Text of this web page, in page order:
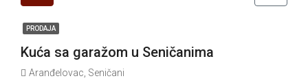
PRODAJA
Kuća sa garažom u Seničanima
Aranđelovac, Seničani